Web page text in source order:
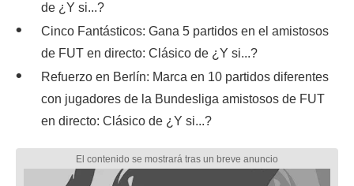
de ¿Y si...?
Cinco Fantásticos: Gana 5 partidos en el amistosos
de FUT en directo: Clásico de ¿Y si...?
Refuerzo en Berlín: Marca en 10 partidos diferentes
con jugadores de la Bundesliga amistosos de FUT
en directo: Clásico de ¿Y si...?